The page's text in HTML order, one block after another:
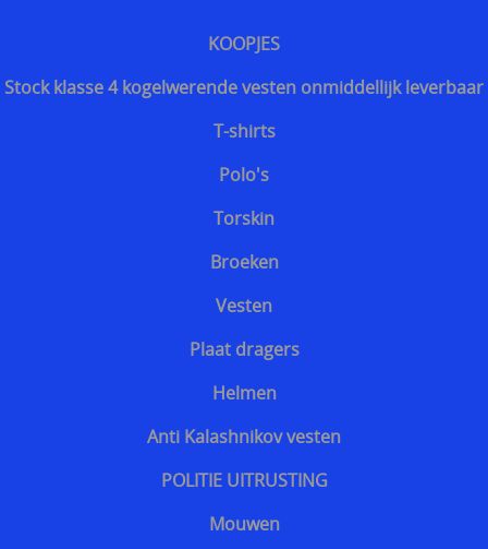
Steekpartij forum update
Info kogelwerende vesten voor politieagenten
Beschermende kledij tegen terreuraanslagen
Overleven in Oekraïne voor Benelux burgers
Kogelwerende vesten Ukraine / Oekraïne
===================
Hongaars - Magyar
Slovaaks - Slovenský
Tsjechisch - český
Sloveens - Slovenski
Kroatisch - Hrvatski
Lets - Latvijas
KOOPJES
Stock klasse 4 kogelwerende vesten onmiddellijk leverbaar
T-shirts
Polo's
Torskin
Broeken
Vesten
Plaat dragers
Helmen
Anti Kalashnikov vesten
POLITIE UITRUSTING
Mouwen